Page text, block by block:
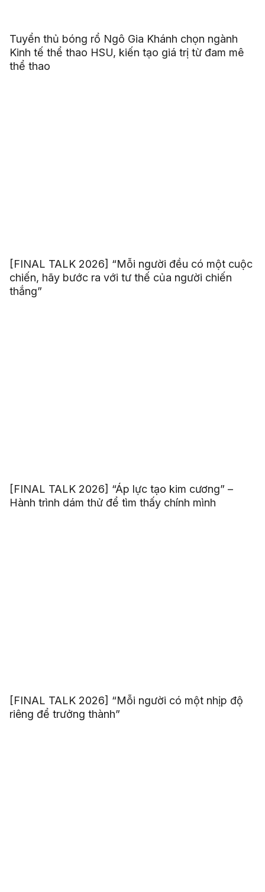
Tuyển thủ bóng rổ Ngô Gia Khánh chọn ngành
Kinh tế thể thao HSU, kiến tạo giá trị từ đam mê
thể thao
[FINAL TALK 2026] “Mỗi người đều có một cuộc
chiến, hãy bước ra với tư thế của người chiến
thắng”
[FINAL TALK 2026] “Áp lực tạo kim cương” –
Hành trình dám thử để tìm thấy chính mình
[FINAL TALK 2026] “Mỗi người có một nhịp độ
riêng để trưởng thành”